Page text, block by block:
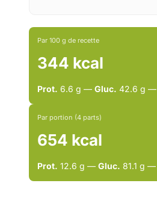
Par 100 g de recette
344 kcal
Prot. 6.6 g — Gluc. 42.6 g —
Par portion (4 parts)
654 kcal
Prot. 12.6 g — Gluc. 81.1 g —